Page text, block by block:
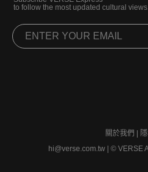
to follow the most updated cultural
關於我們
hi@verse.com.tw
© VERSE